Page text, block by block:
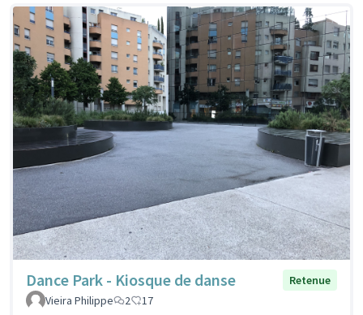
Dance Park - Kiosque de danse
Retenue
Vieira Philippe
2 17